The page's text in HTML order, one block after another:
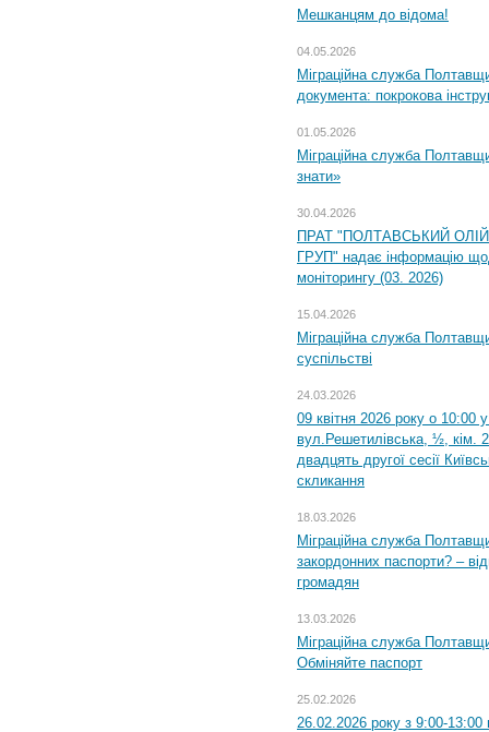
Мешканцям до відома!
04.05.2026
Міграційна служба
документа: покрокова
01.05.2026
Міграційна служба
знати»
30.04.2026
ПРАТ "ПОЛТАВСЬКИЙ
ГРУП" надає інформацію
моніторингу (03. 2026)
15.04.2026
Міграційна служба
суспільстві
24.03.2026
09 квітня 2026 року о 10:00
вул.Решетилівська, ½, кім.
двадцять другої сесії
скликання
18.03.2026
Міграційна служба
закордонних паспорти? –
громадян
13.03.2026
Міграційна служба
Обміняйте паспорт
25.02.2026
26.02.2026 року з 9:00-